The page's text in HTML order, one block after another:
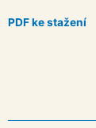
PDF ke stažení